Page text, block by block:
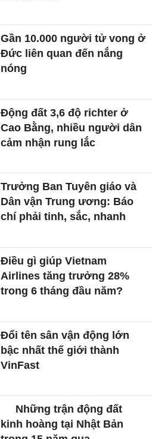
Gần 10.000 người tử vong ở
Đức liên quan đến nắng
nóng
Động đất 3,6 độ richter ở
Cao Bằng, nhiều người dân
cảm nhận rung lắc
Trưởng Ban Tuyên giáo và
Dân vận Trung ương: Báo
chí phải tinh, sắc, nhanh
Điều gì giúp Vietnam
Airlines tăng trưởng 28%
trong 6 tháng đầu năm?
Đổi tên sân vận động lớn
bậc nhất thế giới thành
VinFast
Những trận động đất
kinh hoàng tại Nhật Bản